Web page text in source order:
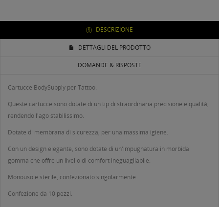
DESCRIZIONE
DETTAGLI DEL PRODOTTO
DOMANDE & RISPOSTE
Cartucce BodySupply per Tattoo.
Queste cartucce sono dotate di un tip di straordinaria precisione e qualità,
rendendo l'ago stabilissimo.
Dotate di membrana di sicurezza, per una massima igiene.
Con un design elegante, sono dotate di un'impugnatura in morbida
gomma che offre un livello di comfort ineguagliabile.
Monouso e sterile, confezionato singolarmente.
Confezione da 10 pezzi.